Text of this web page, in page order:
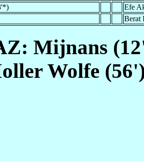
Efe
Berat
Mijnans
Wolfe